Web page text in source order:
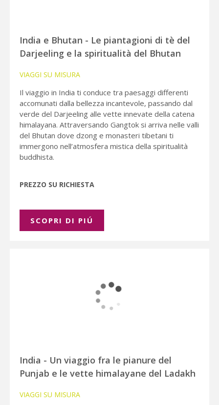
India e Bhutan - Le piantagioni di tè del
Darjeeling e la spiritualità del Bhutan
VIAGGI SU MISURA
Il viaggio in India ti conduce tra paesaggi differenti
accomunati dalla bellezza incantevole, passando dal
verde del Darjeeling alle vette innevate della catena
himalayana. Attraversando Gangtok si arriva nelle valli
del Bhutan dove dzong e monasteri tibetani ti
immergono nell’atmosfera mistica della spiritualità
buddhista.
PREZZO SU RICHIESTA
SCOPRI DI PIÚ
India - Un viaggio fra le pianure del
Punjab e le vette himalayane del Ladakh
VIAGGI SU MISURA